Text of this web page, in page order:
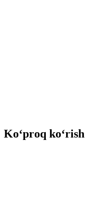
Ko‘proq ko‘rish